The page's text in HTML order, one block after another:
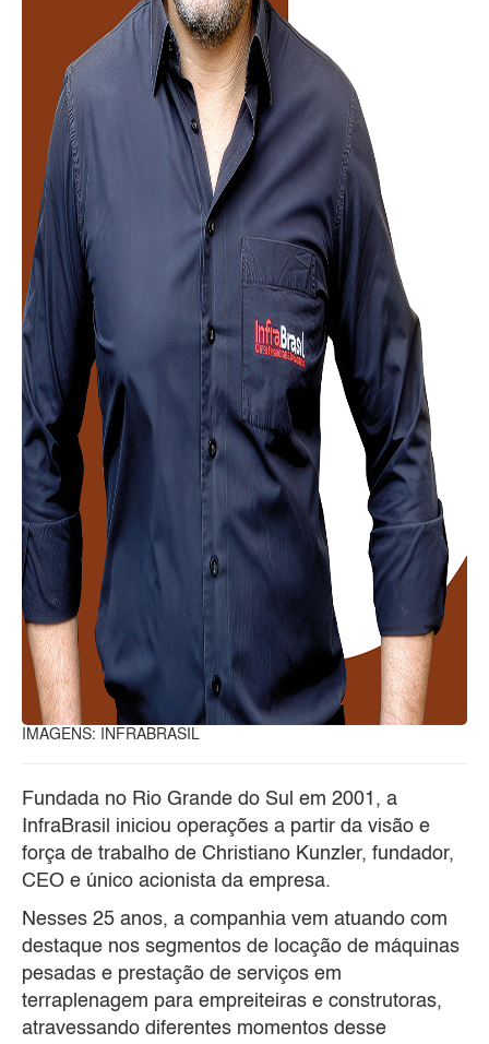
IMAGENS: INFRABRASIL
Fundada no Rio Grande do Sul em 2001, a
InfraBrasil iniciou operações a partir da visão e
força de trabalho de Christiano Kunzler, fundador,
CEO e único acionista da empresa.
Nesses 25 anos, a companhia vem atuando com
destaque nos segmentos de locação de máquinas
pesadas e prestação de serviços em
terraplenagem para empreiteiras e construtoras,
atravessando diferentes momentos desse